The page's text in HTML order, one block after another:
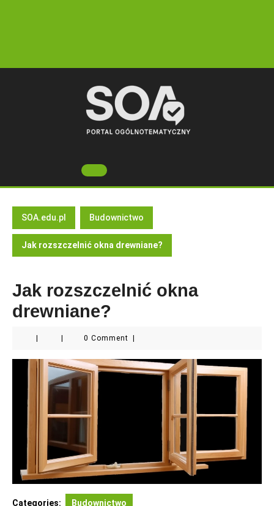
Open
Button
SOA.edu.pl Budownictwo
Jak rozszczelnić okna drewniane?
Jak rozszczelnić okna
drewniane?
0 Comment
Categories: Budownictwo